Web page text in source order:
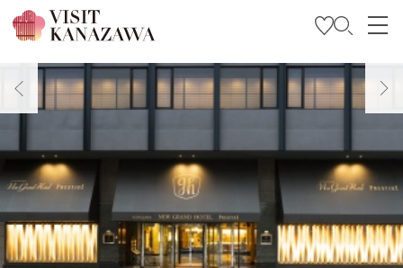
觀光資訊
Travel Trade and Media
Languages